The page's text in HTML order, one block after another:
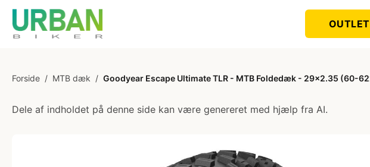
OUTLET
Forside / MTB dæk / Goodyear Escape Ultimate TLR - MTB Foldedæk - 29x2.35 (60-
Dele af indholdet på denne side kan være genereret med hjælp fra AI.